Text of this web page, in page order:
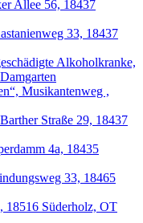
Allee 56, 18437
33, 18437
Alkoholkranke,
Musikantenweg ,
Straße 29, 18437
4a, 18435
33, 18465
18516 Süderholz, OT